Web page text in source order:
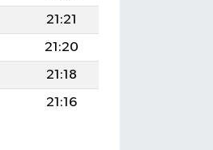
21:21
21:20
21:18
21:16